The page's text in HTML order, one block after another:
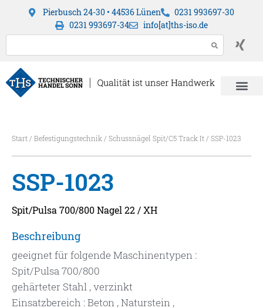
Pierbusch 24-30 • 44536 Lünen
0231 993697-30
0231 993697-34
info[at]ths-iso.de
Start/ Befestigungstechnik/ Schussnägel Spit/C5 Track It/ SSP-1023
SSP-1023
Spit/Pulsa 700/800 Nagel 22 / XH
Beschreibung
geeignet für folgende Maschinentypen :
Spit/Pulsa 700/800
gehärteter Stahl , verzinkt
Einsatzbereich : Beton , Naturstein ,